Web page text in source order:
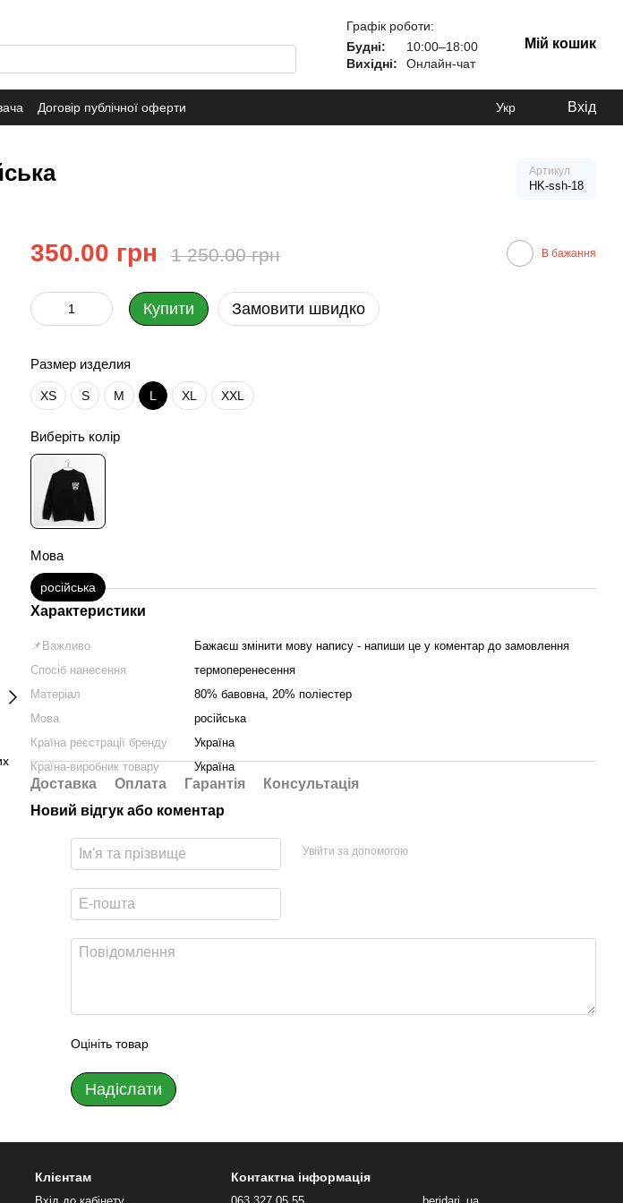
Графік роботи:
Будні:
10:00–18:00
Вихідні:
Онлайн-чат
Мій кошик
Договір публічної оферти Укр Вхід
Артикул
HK-ssh-18
350.00 грн 1 250.00 грн В бажання
Купити Замовити швидко
Размер изделия
XS S M L XL XXL
Виберіть колір
Мова
російська
Характеристики
📌Важливо
Бажаєш змінити мову напису - напиши це у коментар до замовлення
Спосіб нанесення
термоперенесення
Матеріал
80% бавовна, 20% поліестер
Мова
російська
Країна реєстрації бренду
Україна
Країна-виробник товару
Україна
Доставка Оплата Гарантія
Консультація
Новий відгук або коментар
Увійти за допомогою
Оцініть товар
Надіслати
Клієнтам Контактна інформація